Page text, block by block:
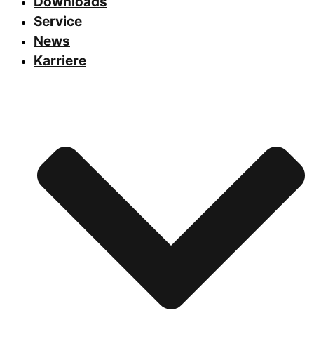
Service
News
Karriere